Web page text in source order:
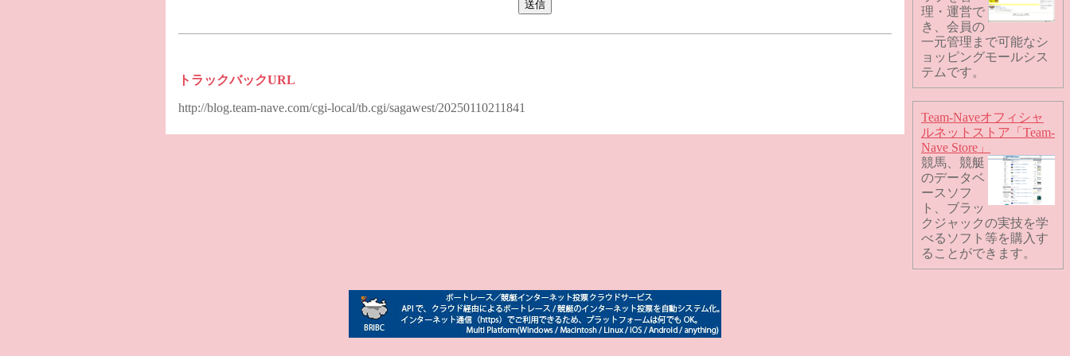
トラックバックURL
http://blog.team-nave.com/cgi-local/tb.cgi/sagawest/20250110211841
理・運営で
き、会員の
一元管理まで可能なシ
ョッピングモールシス
テムです。
Team-Naveオフィシャ
ルネットストア「Team-
Nave Store」
競馬、競艇
のデータベ
ースソフ
ト、ブラッ
クジャックの実技を学
べるソフト等を購入す
ることができます。